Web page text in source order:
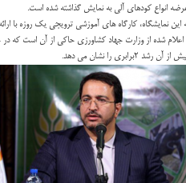
انواع کودهای آلی به نمایش گذاشته شده است.
این نمایشگاه، کارگاه های آموزشی ترویجی یک روزه با
رشد ۲برابری را نشان می دهد.